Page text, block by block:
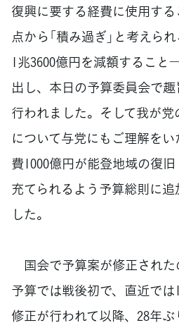
復興に要する経費に使用する
点から「積み過ぎ」と考えら
1兆3600億円を減額するこ
出し、本日の予算委員会で
行われました。そして我が党
について与党にもご理解を
費1000億円が能登地域の復
充てられるよう予算総則に
した。
国会で予算案が修正され
予算では戦後初で、直近では
修正が行われて以降、28年